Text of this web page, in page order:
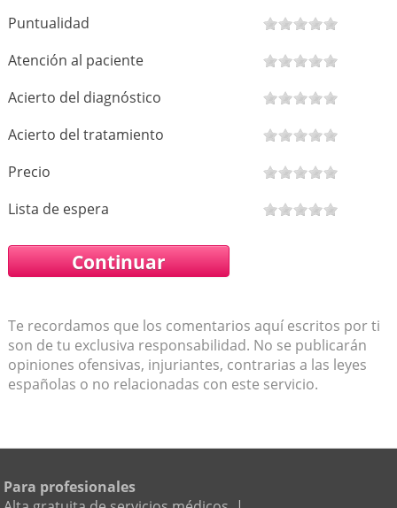
Puntualidad
Atención al paciente
Acierto del diagnóstico
Acierto del tratamiento
Precio
Lista de espera
Te recordamos que los comentarios aquí escritos por ti
son de tu exclusiva responsabilidad. No se publicarán
opiniones ofensivas, injuriantes, contrarias a las leyes
españolas o no relacionadas con este servicio.
Para profesionales